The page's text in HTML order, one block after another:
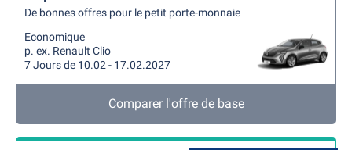
De bonnes offres pour le petit porte-monnaie
Economique
p. ex. Renault Clio
7 Jours de 10.02 - 17.02.2027
Comparer l'offre de base